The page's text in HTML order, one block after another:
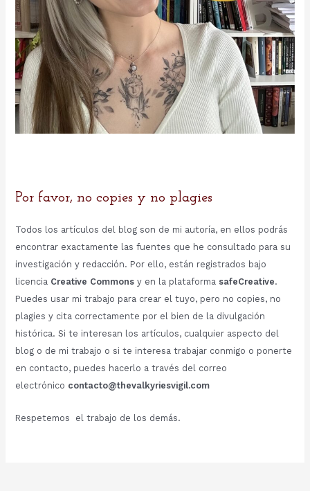
Por favor, no copies y no plagies
Todos los artículos del blog son de mi autoría, en ellos podrás
encontrar exactamente las fuentes que he consultado para su
investigación y redacción. Por ello, están registrados bajo
licencia Creative Commonsy en la plataforma safeCreative.
Puedes usar mi trabajo para crear el tuyo, pero no copies, no
plagies y cita correctamente por el bien de la divulgación
histórica. Si te interesan los artículos, cualquier aspecto del
blog o de mi trabajo o si te interesa trabajar conmigo o ponerte
en contacto, puedes hacerlo a través del correo
electrónico contacto@thevalkyriesvigil.com
Respetemos el trabajo de los demás.